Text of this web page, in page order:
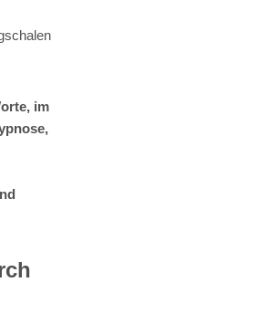
im